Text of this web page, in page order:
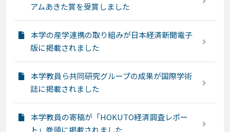
アムあきた賞を受賞しました
本学の産学連携の取り組みが日本経済新聞電子
版に掲載されました
本学教員ら共同研究グループの成果が国際学術
誌に掲載されました
本学教員の寄稿が「HOKUTO経済調査レポー
ト」巻頭に掲載されました